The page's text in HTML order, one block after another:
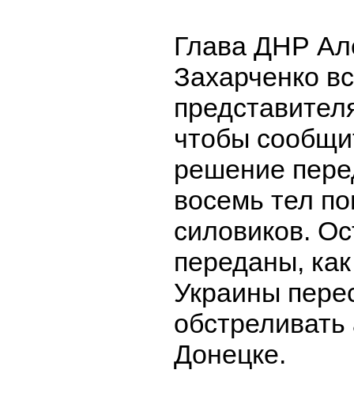
Глава ДНР
Захарченко
чтобы
решение
восемь тел
силовиков.
переданы,
Украины
Донецке.